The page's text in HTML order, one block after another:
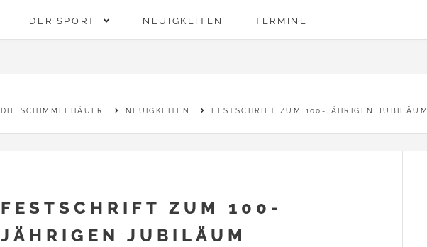
DER SPORT NEUIGKEITEN TERMINE
DIE SCHIMMELHÄUER NEUIGKEITEN FESTSCHRIFT ZUM 100-JÄHRIGEN JUBILÄUM
FESTSCHRIFT ZUM 100-
JÄHRIGEN JUBILÄUM